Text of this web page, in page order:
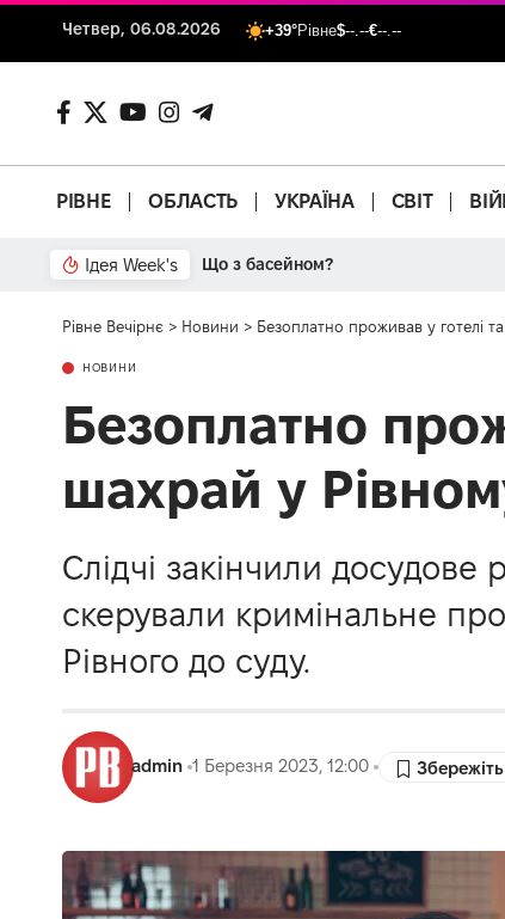
Четвер, 06.08.2026 +39°Рівне$--.--€--.--
РІВНЕ ОБЛАСТЬ УКРАЇНА СВІТ
Ідея Week's Що з басейном?
Рівне Вечірнє > Новини > Безоплатно проживав у готелі
НОВИНИ
Безоплатно
шахрай у
Слідчі закінчили
скерували кримінальне
Рівного до суду.
admin 1 Березня 2023, 12:00